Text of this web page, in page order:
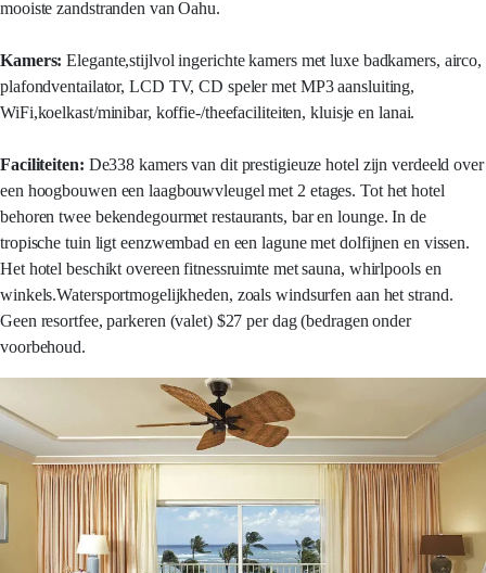
mooiste zandstranden van Oahu.
Kamers:Elegante,stijlvol ingerichte kamers met luxe badkamers, airco,
plafondventailator, LCD TV, CD speler met MP3 aansluiting,
WiFi,koelkast/minibar, koffie-/theefaciliteiten, kluisje en lanai.
Faciliteiten: De338 kamers van dit prestigieuze hotel zijn verdeeld over
een hoogbouwen een laagbouwvleugel met 2 etages. Tot het hotel
behoren twee bekendegourmet restaurants, bar en lounge. In de
tropische tuin ligt eenzwembad en een lagune met dolfijnen en vissen.
Het hotel beschikt overeen fitnessruimte met sauna, whirlpools en
winkels.Watersportmogelijkheden, zoals windsurfen aan het strand.
Geen resortfee, parkeren (valet) $27 per dag (bedragen onder
voorbehoud.